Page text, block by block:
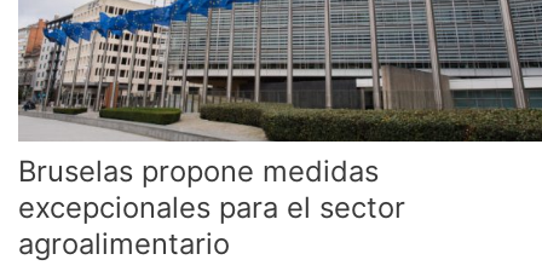
Bruselas propone medidas
excepcionales para el sector
agroalimentario
agroalimentario